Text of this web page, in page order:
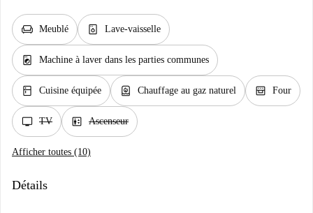
chair Meublé dishwasher_gen Lave-vaisselle
local_laundry_service Machine à laver dans les parties communes
kitchen Cuisine équipée water_heater Chauffage au gaz naturel oven_gen Four
tv TV elevator Ascenseur
Afficher toutes (10)
Détails